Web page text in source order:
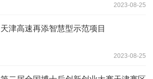
2023-08-25
天津高速再添智慧型示范项目
2023-08-25